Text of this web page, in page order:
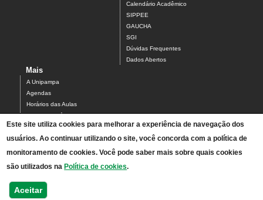
Calendário Acadêmico
SIPPEE
GAUCHA
SGI
Dúvidas Frequentes
Dados Abertos
Mais
A Unipampa
Agendas
Horários das Aulas
Centro Acadêmico do Campus Alegrete
Estrutura Organizacional
PDI 2019-2023
Orientações de segurança
Acesso ao Antigo Portal
Relatórios de Gestão e Planejamento
Bolsistas - processos seletivos
Este site utiliza cookies para melhorar a experiência de navegação dos
usuários. Ao continuar utilizando o site, você concorda com a política de
monitoramento de cookies. Você pode saber mais sobre quais cookies
são utilizados na Política de cookies.
Aceitar